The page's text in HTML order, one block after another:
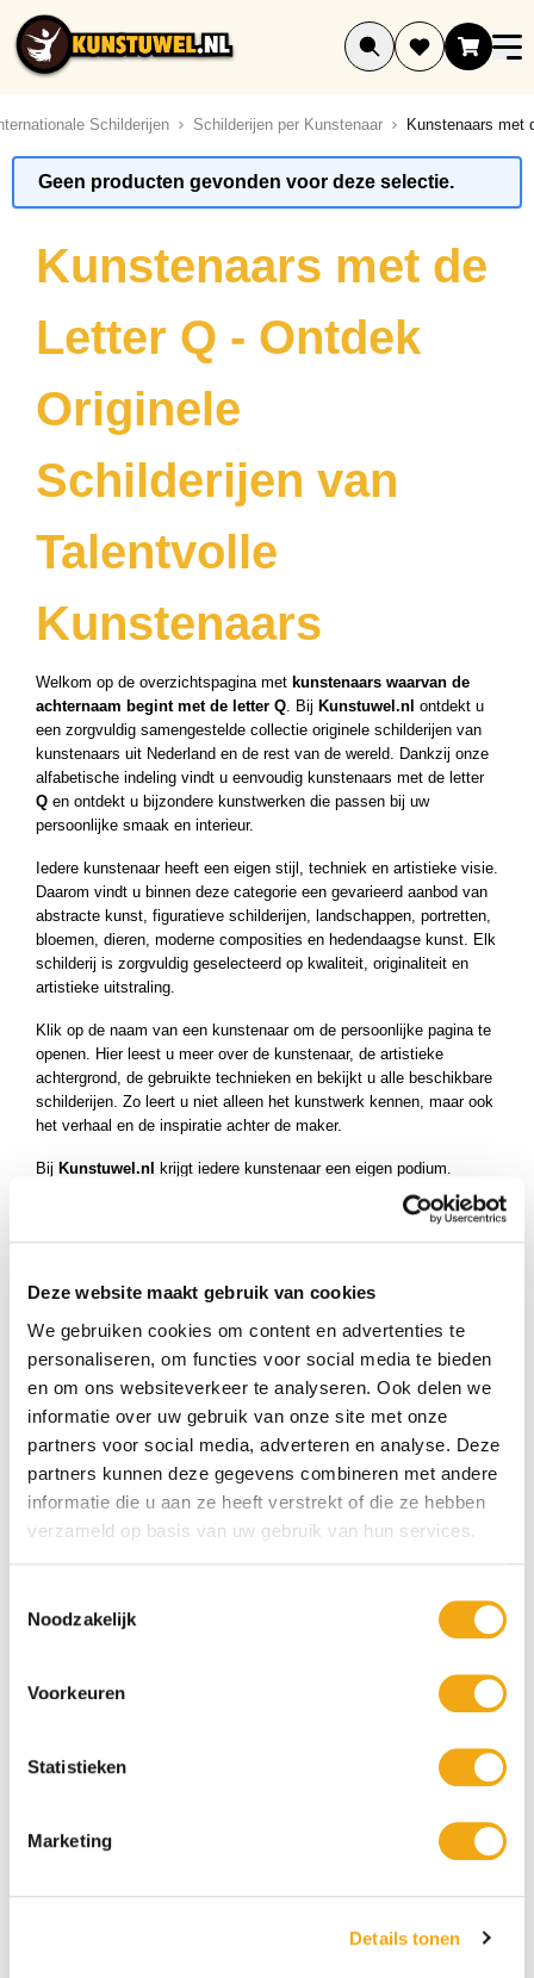
Deze website maakt gebruik van cookies
We gebruiken cookies om content en advertenties te
personaliseren, om functies voor social media te bieden
en om ons websiteverkeer te analyseren. Ook delen we
informatie over uw gebruik van onze site met onze
partners voor social media, adverteren en analyse. Deze
partners kunnen deze gegevens combineren met andere
informatie die u aan ze heeft verstrekt of die ze hebben
verzameld op basis van uw gebruik van hun services.
Noodzakelijk
Voorkeuren
Statistieken
Marketing
Details tonen
Ga naar de inhoud
Schilderijen Schilderijen per Kunstenaar Kunstenaars met
Geen producten gevonden voor deze selectie.
Kunstenaars met de
Letter Q - Ontdek
Originele
Schilderijen van
Talentvolle
Kunstenaars
Welkom op de overzichtspagina met kunstenaars waarvan de
achternaam begint met de letter Q . Bij Kunstuwel.nl ontdekt u
een zorgvuldig samengestelde collectie originele schilderijen van
kunstenaars uit Nederland en de rest van de wereld. Dankzij onze
alfabetische indeling vindt u eenvoudig kunstenaars met de letter
Q en ontdekt u bijzondere kunstwerken die passen bij uw
persoonlijke smaak en interieur.
Iedere kunstenaar heeft een eigen stijl, techniek en artistieke visie.
Daarom vindt u binnen deze categorie een gevarieerd aanbod van
abstracte kunst, figuratieve schilderijen, landschappen, portretten,
bloemen, dieren, moderne composities en hedendaagse kunst. Elk
schilderij is zorgvuldig geselecteerd op kwaliteit, originaliteit en
artistieke uitstraling.
Klik op de naam van een kunstenaar om de persoonlijke pagina te
openen. Hier leest u meer over de kunstenaar, de artistieke
achtergrond, de gebruikte technieken en bekijkt u alle beschikbare
schilderijen. Zo leert u niet alleen het kunstwerk kennen, maar ook
het verhaal en de inspiratie achter de maker.
Bij Kunstuwel.nl krijgt iedere kunstenaar een eigen podium.
Daarom hebben wij onze kunstenaars overzichtelijk gerangschikt
op achternaam. Zo kunt u eenvoudig door de complete
collectie bladeren en snel de kunstenaar vinden die perfect
Bent u op zoek naar een kunstenaar met een andere beginletter?
Gebruik de alfabetische navigatie om eenvoudig naar een andere
letter te gaan en ontdek nog meer originele schilderijen van
talentvolle kunstenaars uit Nederland en de rest van de wereld.
Persoonlijke klantenservice
vakkundige klantenservice klaar.